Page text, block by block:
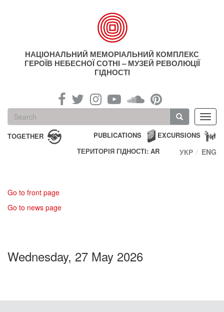
НАЦІОНАЛЬНИЙ МЕМОРІАЛЬНИЙ КОМПЛЕКС
ГЕРОЇВ НЕБЕСНОЇ СОТНІ – МУЗЕЙ РЕВОЛЮЦІЇ
ГІДНОСТІ
Search
form
Search
TOGETHER EXCURSIONS
PUBLICATIONS
ТЕРИТОРІЯ ГІДНОСТІ: AR
УКР ENG
Go to front page
Go to news page
Wednesday, 27 May 2026